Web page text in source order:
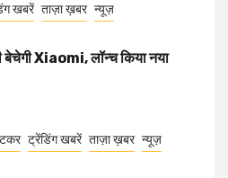
खबरें ताज़ा ख़बर न्यूज़
बेचेगी Xiaomi, लॉन्च किया नया
ट्रेंडिंग खबरें ताज़ा ख़बर न्यूज़